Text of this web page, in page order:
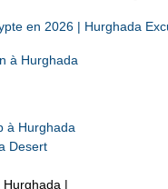
en 2026 | Hurghada
à Hurghada
|